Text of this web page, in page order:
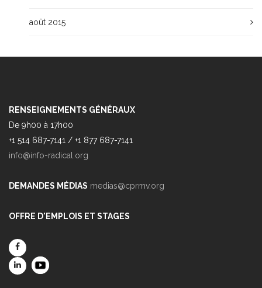
août 2015
RENSEIGNEMENTS GÉNÉRAUX
De 9h00 à 17h00
+1 514 687-7141 / +1 877 687-7141
info@info-radical.org
DEMANDES MÉDIAS medias@cprmv.org
OFFRE D'EMPLOIS ET STAGES